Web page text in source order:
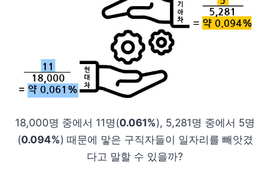
18,000명 중에서 11명(0.061%), 5,281명 중에서 5명
(0.094%) 때문에 맣은 구직자들이 일자리를 빼앗겼
다고 말할 수 있을까?